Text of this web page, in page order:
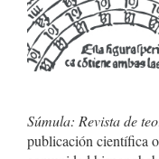
Súmula: Revista de
publicación científica